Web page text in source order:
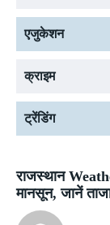
एजुकेशन
क्राइम
ट्रेंडिंग
राजस्थान
मानसून, जानें ताजा